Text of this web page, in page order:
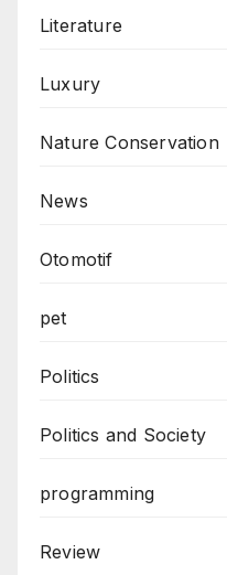
Literature
Luxury
Nature Conservation
News
Otomotif
pet
Politics
Politics and Society
programming
Review